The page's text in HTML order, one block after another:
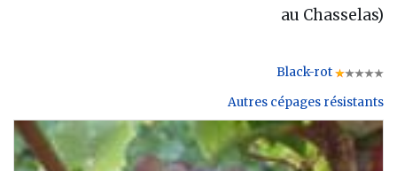
au Chasselas)
Black-rot
Autres cépages résistants